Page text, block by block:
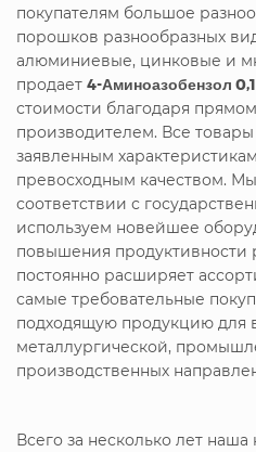
покупателям большое
порошков разнообразных
алюминиевые, цинковые и
продает 4-Аминоазобензол 0,1
стоимости благодаря
производителем. Все товары
заявленным
превосходным качеством.
соответствии с
используем новейшее
повышения продуктивности
постоянно расширяет
самые требовательные
подходящую продукцию для
металлургической,
производственных
Всего за несколько лет